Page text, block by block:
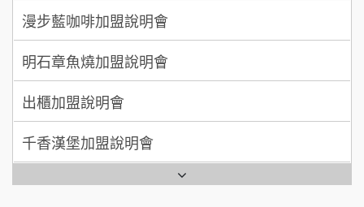
MUSHEN徵SPA美容芳療師
日十。早午食加盟說明會
拾鑶火鍋加盟說明會
全家加盟說明會
台灣G湯加盟說明會
明石章魚燒加盟說明會
出櫃加盟說明會
千香漢堡加盟說明會
七盞茶加盟說明會
拉亞漢堡加盟說明會